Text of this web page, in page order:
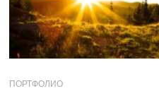
ПОРТФОЛИО